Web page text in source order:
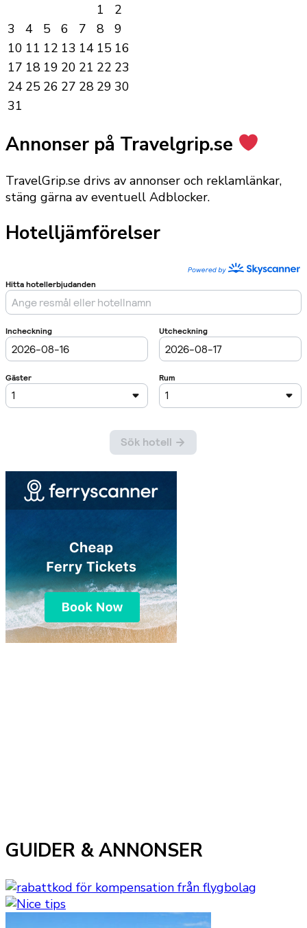
1
2
3
4 5 6 7 8
9
10 11 12 13 14 15 16
17 18 19 20 21 22 23
24 25 26 27 28 29 30
31
Annonser på Travelgrip.se
TravelGrip.se drivs av annonser och reklamlänkar,
stäng gärna av eventuell Adblocker.
Hotelljämförelser
GUIDER & ANNONSER